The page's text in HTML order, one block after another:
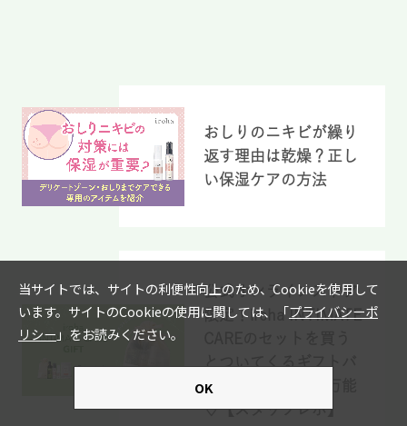
おしりのニキビが繰り
返す理由は乾燥？正し
い保湿ケアの方法
公式オンラインストア
限定！iroha INTIMATE
ッグがかわいくて万能
♡【スタッフレポ】